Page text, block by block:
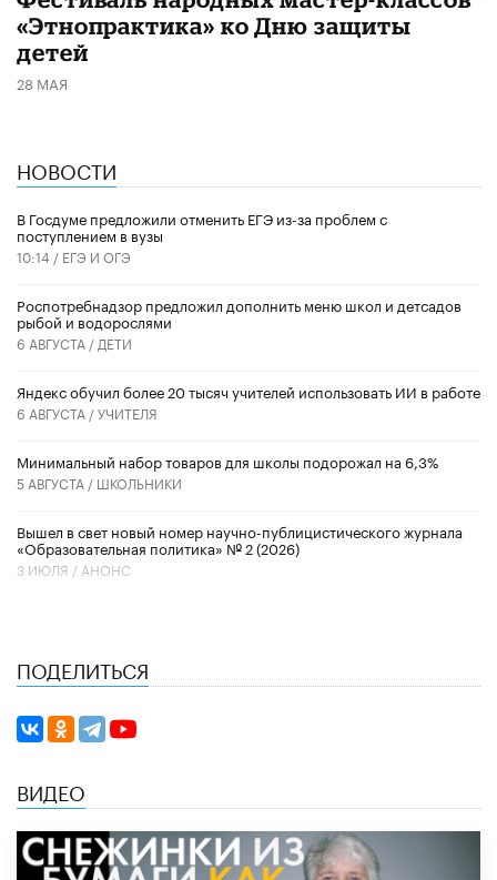
«Этнопрактика» ко Дню защиты
детей
28 МАЯ
НОВОСТИ
В Госдуме предложили отменить ЕГЭ из-за проблем с
поступлением в вузы
10:14 / ЕГЭ И ОГЭ
Роспотребнадзор предложил дополнить меню школ и детсадов
рыбой и водорослями
6 АВГУСТА / ДЕТИ
​Яндекс обучил более 20 тысяч учителей использовать ИИ в работе
6 АВГУСТА /УЧИТЕЛЯ
Минимальный набор товаров для школы подорожал на 6,3%
5 АВГУСТА / ШКОЛЬНИКИ
Вышел в свет новый номер научно-публицистического журнала
«Образовательная политика» № 2 (2026)
3 ИЮЛЯ / АНОНС
ПОДЕЛИТЬСЯ
ВИДЕО